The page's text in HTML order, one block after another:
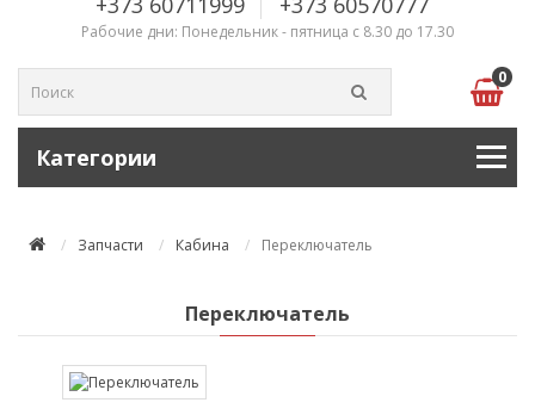
Рабочие дни: Понедельник - пятница с 8.30 до 17.30
0
Категории
Запчасти Кабина Переключатель
Переключатель